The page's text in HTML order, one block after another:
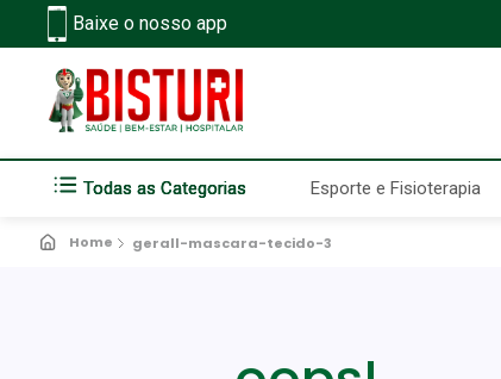
Baixe o nosso app
Todas as Categorias Esporte e Fisioterapia
gerall-mascara-tecido-3